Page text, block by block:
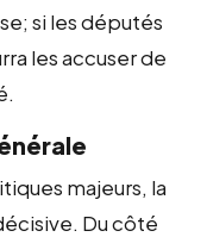
si les députés
les accuser de
majeurs, la
Du côté